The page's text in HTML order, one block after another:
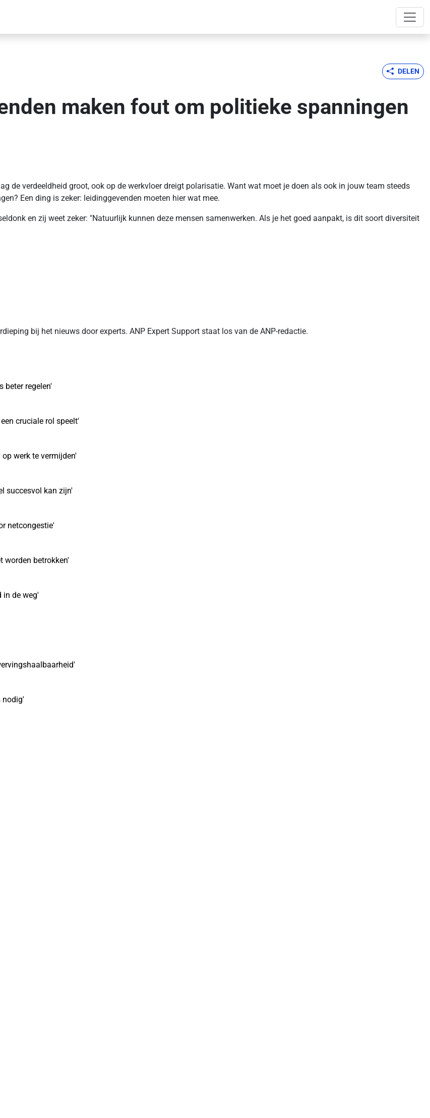
DELEN
maken fout om politieke spanningen
de verdeeldheid groot, ook op de werkvloer dreigt polarisatie. Want wat moet je doen als ook in jouw team steeds
Een ding is zeker: leidinggevenden moeten hier wat mee.
en zij weet zeker: "Natuurlijk kunnen deze mensen samenwerken. Als je het goed aanpakt, is dit soort diversiteit
bij het nieuws door experts. ANP Expert Support staat los van de ANP-redactie.
beter regelen'
cruciale rol speelt'
werk te vermijden'
succesvol kan zijn'
netcongestie'
worden betrokken'
in de weg'
nodig'